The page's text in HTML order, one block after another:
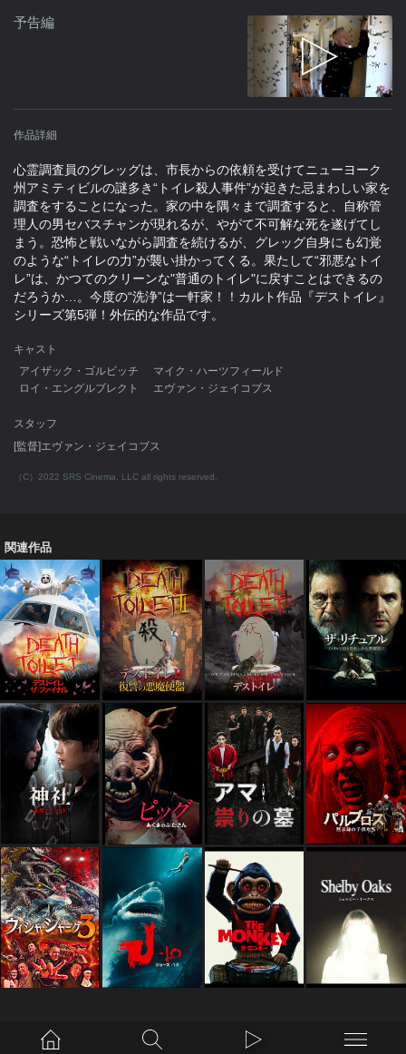
予告編
作品詳細
心霊調査員のグレッグは、市長からの依頼を受けてニューヨーク
州アミティビルの謎多き“トイレ殺人事件”が起きた忌まわしい家を
調査をすることになった。家の中を隅々まで調査すると、自称管
理人の男セバスチャンが現れるが、やがて不可解な死を遂げてし
まう。恐怖と戦いながら調査を続けるが、グレッグ自身にも幻覚
のような“トイレの力”が襲い掛かってくる。果たして“邪悪なトイ
レ”は、かつてのクリーンな"普通のトイレ"に戻すことはできるの
だろうか…。今度の“洗浄”は一軒家！！カルト作品『デストイレ』
シリーズ第5弾！外伝的な作品です。
キャスト
アイザック・ゴルビッチ
マイク・ハーツフィールド
ロイ・エングルブレクト
エヴァン・ジェイコブス
スタッフ
[監督]エヴァン・ジェイコブス
（C）2022 SRS Cinema, LLC all rights reserved.
関連作品